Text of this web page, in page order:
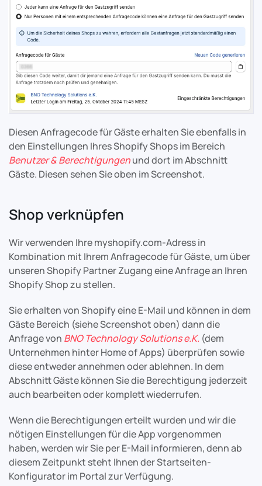
Diesen Anfragecode für Gäste erhalten Sie ebenfalls in
den Einstellungen Ihres Shopify Shops im Bereich
Benutzer & Berechtigungenund dort im Abschnitt
Gäste. Diesen sehen Sie oben im Screenshot.
Shop verknüpfen
Wir verwenden Ihre myshopify.com-Adress in
Kombination mit Ihrem Anfragecode für Gäste, um über
unseren Shopify Partner Zugang eine Anfrage an Ihren
Shopify Shop zu stellen.
Sie erhalten von Shopify eine E-Mail und können in dem
Gäste Bereich (siehe Screenshot oben) dann die
Anfrage von BNO Technology Solutions e.K. (dem
Unternehmen hinter Home of Apps) überprüfen sowie
diese entweder annehmen oder ablehnen. In dem
Abschnitt Gäste können Sie die Berechtigung jederzeit
auch bearbeiten oder komplett wiederrufen.
Wenn die Berechtigungen erteilt wurden und wir die
nötigen Einstellungen für die App vorgenommen
haben, werden wir Sie per E-Mail informieren, denn ab
diesem Zeitpunkt steht Ihnen der Startseiten-
Konfigurator im Portal zur Verfügung.